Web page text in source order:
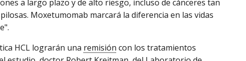
a largo plazo y de alto riesgo, incluso de cánceres tan
Moxetumomab marcará la diferencia en las vidas
HCL lograrán una remisión con los tratamientos